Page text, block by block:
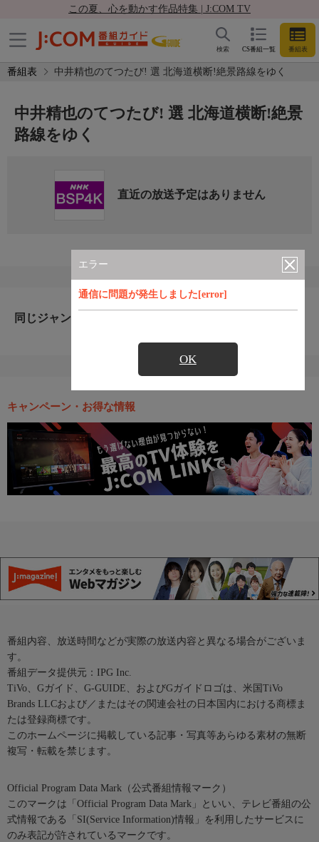
この夏、心を動かす作品特集 | J:COM TV
CS番組一覧 番組表
検索
番組表 中井精也のてつたび! 選 北海道横断!絶景路線をゆく
エラー
通信に問題が発生しました[error]
OK
中井精也のてつたび! 選 北海道横断!絶景
路線をゆく
直近の放送予定はありません
同じジャンルのおすすめ番組
キャンペーン・お得な情報
番組内容、放送時間などが実際の放送内容と異なる場合がございま
す。
番組データ提供元：IPG Inc.
TiVo、Gガイド、G-GUIDE、およびGガイドロゴは、米国TiVo
Brands LLCおよび／またはその関連会社の日本国内における商標ま
たは登録商標です。
このホームページに掲載している記事・写真等あらゆる素材の無断
複写・転載を禁じます。
Official Program Data Mark（公式番組情報マーク）
このマークは「Official Program Data Mark」といい、テレビ番組の公
式情報である「SI(Service Information)情報」を利用したサービスに
のみ表記が許されているマークです。